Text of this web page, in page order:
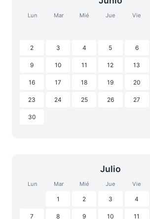
Lun Mar Mié Jue Vie
2 3 4 5 6
9 10 11 12 13
16 17 18 19 20
23 24 25 26 27
30
Julio
Lun Mar Mié Jue Vie
1 2 3 4
7 8 9 10 11